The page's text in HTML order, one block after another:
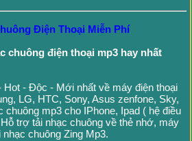
Điện Thoại Miễn Phí
chuông điện thoại mp3 hay nhất
Hot - Độc - Mới nhất về máy điện thoại
LG, HTC, Sony, Asus zenfone, Sky,
chuông mp3 cho IPhone, Ipad ( hệ điều
trợ tải nhạc chuông về thẻ nhớ, máy
nhạc chuông Zing Mp3.